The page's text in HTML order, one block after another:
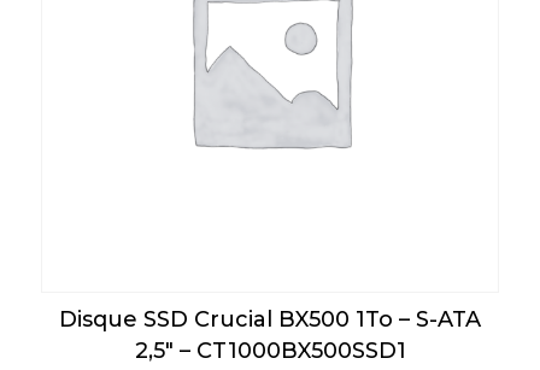
Disque SSD Crucial BX500 1To – S-ATA
2,5″ – CT1000BX500SSD1